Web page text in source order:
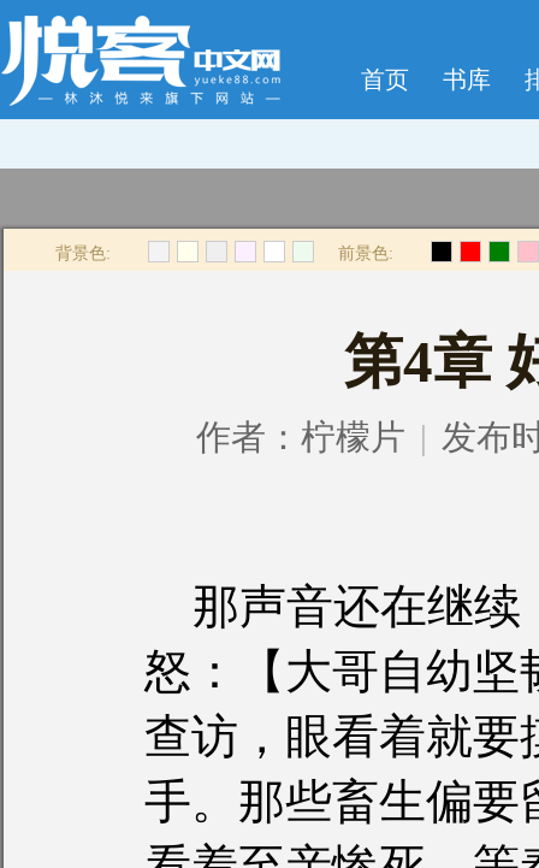
首页 书库
背景色: 前景色:
第4章
作者： 柠檬片 | 发布
那声音还在继续
怒：【大哥自幼坚
查访，眼看着就要
手。那些畜生偏要